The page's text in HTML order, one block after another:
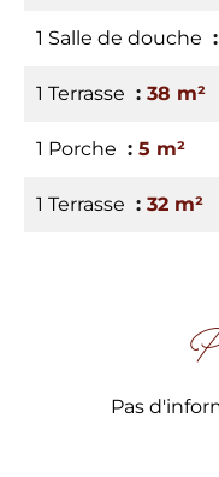
1 Salle de douche
1 Terrasse 38 m²
1 Porche 5 m²
1 Terrasse 32 m²
Pas